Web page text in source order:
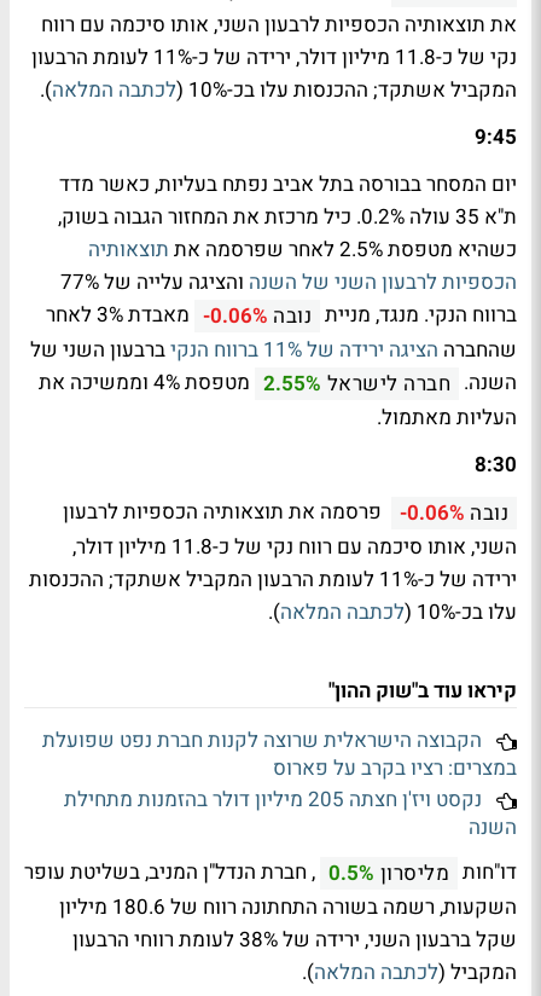
את תוצאותיה הכספיות לרבעון השני, אותו סיכמה עם רווח
נקי של כ-11.8 מיליון דולר, ירידה של כ-11% לעומת הרבעון
המקביל אשתקד; ההכנסות עלו בכ-10% (
לכתבה המלאה).
9:45
יום המסחר בבורסה בתל אביב נפתח בעליות, כאשר מדד
ת"א 35 עולה 0.2%. כיל מרכזת את המחזור הגבוה בשוק,
כשהיא מטפסת 2.5% לאחר שפרסמה את
תוצאותיה
הכספיות לרבעון השני של השנה
והציגה עלייה של 77%
ברווח הנקי. מנגד, מניית נובה -0.06%
מאבדת 3% לאחר
שהחברה הציגה ירידה של 11% ברווח הנקי
ברבעון השני של
השנה. חברה לישראל 2.55%
מטפסת 4% וממשיכה את
העליות מאתמול.
8:30
נובה -0.06%
פרסמה את תוצאותיה הכספיות לרבעון
השני, אותו סיכמה עם רווח נקי של כ-11.8 מיליון דולר,
ירידה של כ-11% לעומת הרבעון המקביל אשתקד; ההכנסות
עלו בכ-10% (
לכתבה המלאה).
קיראו עוד ב"שוק ההון"
הקבוצה הישראלית שרוצה לקנות חברת נפט שפועלת
במצרים: רציו בקרב על פארוס
נקסט ויז'ן חצתה 205 מיליון דולר בהזמנות מתחילת
השנה
דו"חות מליסרון 0.5% , חברת הנדל"ן המניב, בשליטת עופר
השקעות, רשמה בשורה התחתונה רווח של 180.6 מיליון
שקל ברבעון השני, ירידה של 38% לעומת רווחי הרבעון
המקביל (לכתבה המלאה).